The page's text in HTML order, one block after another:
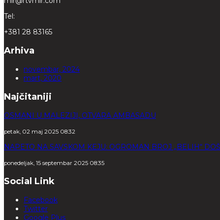
Tel:
+381 28 83165
Arhiva
novembar, 2024
mart, 2020
Najčitaniji
OSMANI U MALEZIJI, OTVARA AMBASADU
petak, 02 maj 2025 08:32
NAPETO NA SAVSKOM KEJU: OGROMAN BROJ „BELIH“
ponedeljak, 15 septembar 2025 08:35
Social Link
Facebook
Twitter
Google Plus